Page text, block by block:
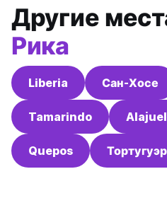
Другие
Рика
Liberia Сан-Хосе
Tamarindo
Quepos